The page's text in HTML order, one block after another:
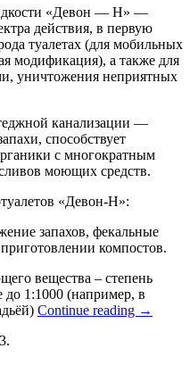
«Девон — Н» —
действия, в первую
туалетах (для мобильных
модификация), а также для
уничтожения неприятных
канализации —
способствует
с многократным
моющих средств.
«Девон-Н»:
запахов, фекальные
компостов.
вещества – степень
до 1:1000 (например, в
Continue reading →